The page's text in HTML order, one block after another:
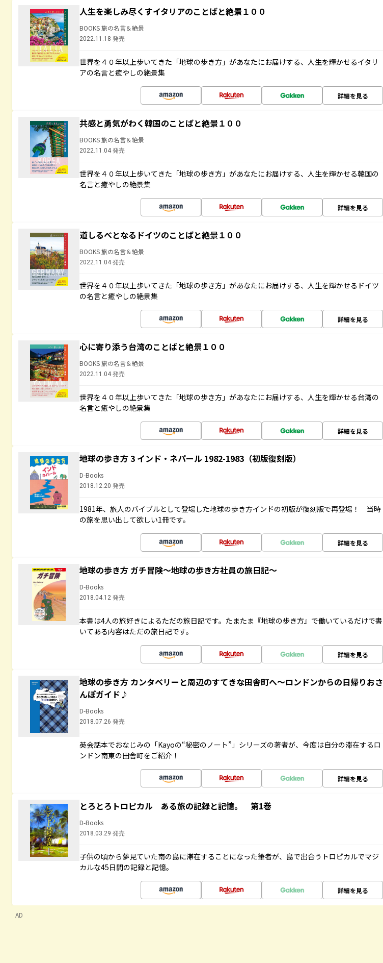
人生を楽しみ尽くすイタリアのことばと絶景１００
BOOKS 旅の名言＆絶景
2022.11.18 発売
世界を４０年以上歩いてきた「地球の歩き方」があなたにお届けする、人生を輝かせるイタリ
アの名言と癒やしの絶景集
詳細を見る
共感と勇気がわく韓国のことばと絶景１００
BOOKS 旅の名言＆絶景
2022.11.04 発売
世界を４０年以上歩いてきた「地球の歩き方」があなたにお届けする、人生を輝かせる韓国の
名言と癒やしの絶景集
詳細を見る
道しるべとなるドイツのことばと絶景１００
BOOKS 旅の名言＆絶景
2022.11.04 発売
世界を４０年以上歩いてきた「地球の歩き方」があなたにお届けする、人生を輝かせるドイツ
の名言と癒やしの絶景集
詳細を見る
心に寄り添う台湾のことばと絶景１００
BOOKS 旅の名言＆絶景
2022.11.04 発売
世界を４０年以上歩いてきた「地球の歩き方」があなたにお届けする、人生を輝かせる台湾の
名言と癒やしの絶景集
詳細を見る
地球の歩き方 3 インド・ネパール 1982-1983（初版復刻版）
D-Books
2018.12.20 発売
1981年、旅人のバイブルとして登場した地球の歩き方インドの初版が復刻版で再登場！ 当時
の旅を思い出して欲しい1冊です。
詳細を見る
地球の歩き方 ガチ冒険～地球の歩き方社員の旅日記～
D-Books
2018.04.12 発売
本書は4人の旅好きによるただの旅日記です。たまたま『地球の歩き方』で働いているだけで書
いてある内容はただの旅日記です。
詳細を見る
地球の歩き方 カンタベリーと周辺のすてきな田舎町へ～ロンドンからの日帰りおさ
んぽガイド♪
D-Books
2018.07.26 発売
英会話本でおなじみの「Kayoの“秘密のノート”」シリーズの著者が、今度は自分の滞在するロ
ンドン南東の田舎町をご紹介！
詳細を見る
とろとろトロピカル ある旅の記録と記憶。 第1巻
D-Books
2018.03.29 発売
子供の頃から夢見ていた南の島に滞在することになった筆者が、島で出合うトロピカルでマジ
カルな45日間の記録と記憶。
詳細を見る
AD